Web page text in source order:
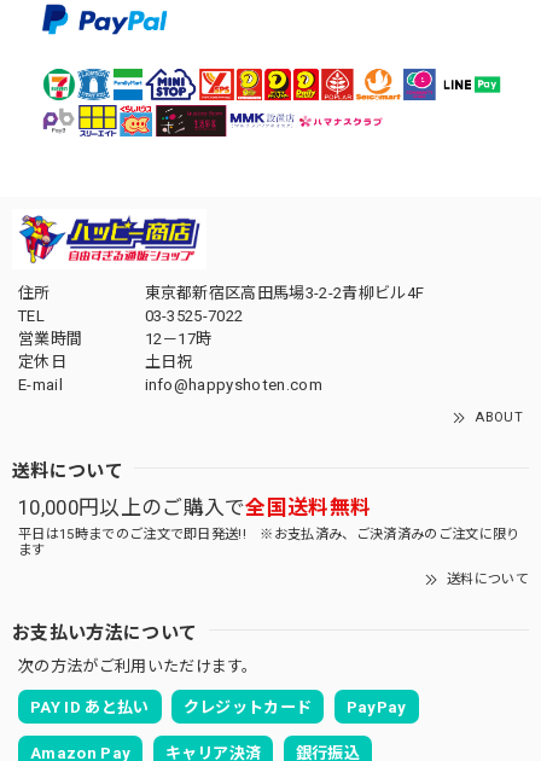
住所
東京都新宿区高田馬場3-2-2青柳ビル4F
TEL
03-3525-7022
営業時間
12－17時
定休日
土日祝
E-mail
info@happyshoten.com
ABOUT
送料について
10,000円以上のご購入で全国送料無料
平日は15時までのご注文で即日発送!! ※お支払済み、ご決済済みのご注文に限り
ます
送料について
お支払い方法について
次の方法がご利用いただけます。
PAY ID あと払い クレジットカード PayPay
Amazon Pay キャリア決済 銀行振込